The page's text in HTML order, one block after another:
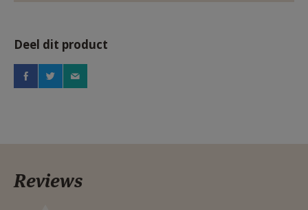
Deel dit product
Reviews